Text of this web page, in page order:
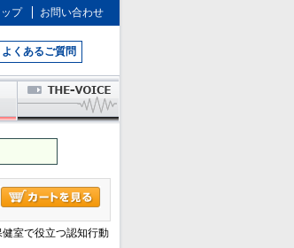
プ お問い合わせ
よくあるご質問
室で役立つ認知行動